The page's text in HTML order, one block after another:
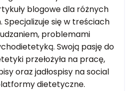
blogowe dla różnych
się w treściach
problemami
Swoją pasję do
przełożyła na pracę,
oraz jadłospisy na social
dietetyczne.